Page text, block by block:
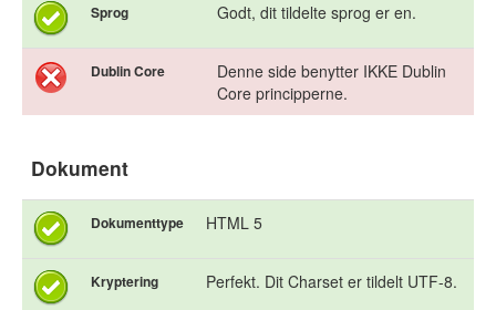
Sprog Godt, dit tildelte sprog er en.
Dublin Core
Denne side benytter IKKE Dublin
Core principperne.
Dokument
Dokumenttype HTML 5
Kryptering Perfekt. Dit Charset er tildelt UTF-8.